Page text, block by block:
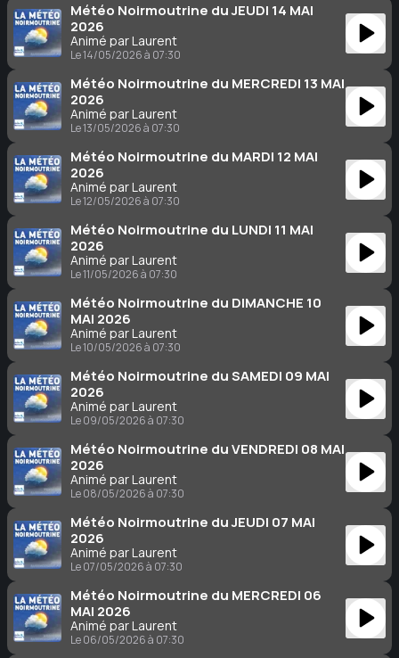
Météo Noirmoutrine du JEUDI 14 MAI
2026
Animé par Laurent
Le 14/05/2026 à 07:30
Météo Noirmoutrine du MERCREDI 13 MAI
2026
Animé par Laurent
Le 13/05/2026 à 07:30
Météo Noirmoutrine du MARDI 12 MAI
2026
Animé par Laurent
Le 12/05/2026 à 07:30
Météo Noirmoutrine du LUNDI 11 MAI
2026
Animé par Laurent
Le 11/05/2026 à 07:30
Météo Noirmoutrine du DIMANCHE 10
MAI 2026
Animé par Laurent
Le 10/05/2026 à 07:30
Météo Noirmoutrine du SAMEDI 09 MAI
2026
Animé par Laurent
Le 09/05/2026 à 07:30
Météo Noirmoutrine du VENDREDI 08 MAI
2026
Animé par Laurent
Le 08/05/2026 à 07:30
Météo Noirmoutrine du JEUDI 07 MAI
2026
Animé par Laurent
Le 07/05/2026 à 07:30
Météo Noirmoutrine du MERCREDI 06
MAI 2026
Animé par Laurent
Le 06/05/2026 à 07:30